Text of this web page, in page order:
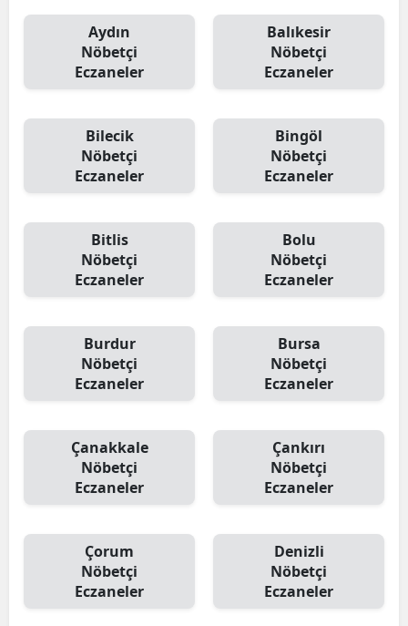
Aydın
Nöbetçi
Eczaneler
Balıkesir
Nöbetçi
Eczaneler
Bilecik
Nöbetçi
Eczaneler
Bingöl
Nöbetçi
Eczaneler
Bitlis
Nöbetçi
Eczaneler
Bolu
Nöbetçi
Eczaneler
Burdur
Nöbetçi
Eczaneler
Bursa
Nöbetçi
Eczaneler
Çanakkale
Nöbetçi
Eczaneler
Çankırı
Nöbetçi
Eczaneler
Çorum
Nöbetçi
Eczaneler
Denizli
Nöbetçi
Eczaneler